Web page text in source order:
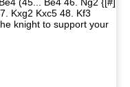
Kxg2 Kxc5 48. Kf3
knight to support your